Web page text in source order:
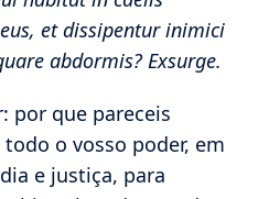
et dissipentur inimici
abdormis? Exsurge.
por que pareceis
o vosso poder, em
e justiça, para